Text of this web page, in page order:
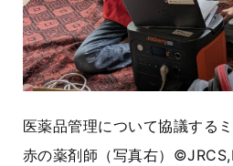
医薬品管理について協議する
赤の薬剤師（写真右）